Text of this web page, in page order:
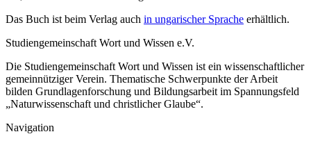
Das Buch ist beim Verlag auch in ungarischer Sprache erhältlich.
Studiengemeinschaft Wort und Wissen e.V.
Die Studiengemeinschaft Wort und Wissen ist ein wissenschaftlicher
gemeinnütziger Verein. Thematische Schwerpunkte der Arbeit
bilden Grundlagenforschung und Bildungsarbeit im Spannungsfeld
„Naturwissenschaft und christlicher Glaube“.
Navigation